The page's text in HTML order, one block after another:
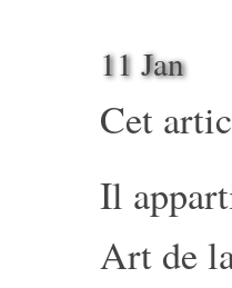
11 Jan
Cet
Il
Art de